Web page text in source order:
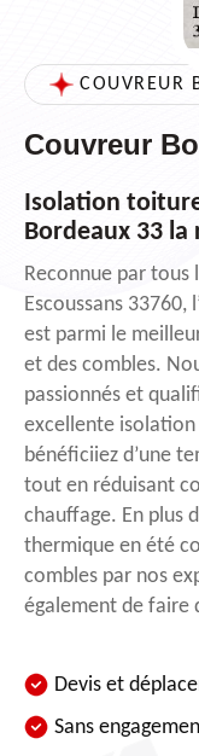
COUVREUR
Couvreur
Isolation
Bordeaux 33 la
Reconnue par tous
Escoussans
est parmi le
et des combles.
passionnés et
excellente isolation
bénéficiiez d’une
tout en réduisant
chauffage. En plus
thermique en été
combles par nos
également de faire
Devis et
Sans